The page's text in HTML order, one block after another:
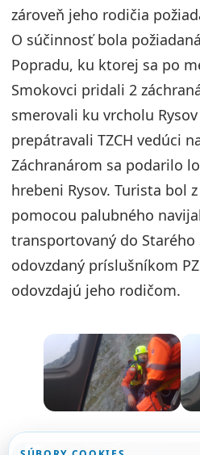
zároveň jeho rodičia
O súčinnosť bola
Popradu, ku ktorej sa po
Smokovci pridali 2
smerovali ku vrcholu
prepátravali TZCH vedúci
Záchranárom sa podarilo
hrebeni Rysov. Turista bol
pomocou palubného
transportovaný do Starého
odovzdaný príslušníkom
odovzdajú jeho rodičom.